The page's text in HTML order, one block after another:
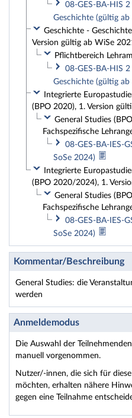
08-GES-BA-HIS
Geschichte (gültig
Geschichte -
Version gültig ab WiSe
Pflichtbereich
08-GES-BA-HIS
Geschichte (gültig
Integrierte
(BPO 2020), 1. Version
General Studies
Fachspezifische
08-GES-BA-IES-
SoSe 2024)
Integrierte
(BPO 2020/2024), 1.
General Studies
Fachspezifische
08-GES-BA-IES-
SoSe 2024)
Kommentar/Beschreibung
General Studies: die
werden
Anmeldemodus
Die Auswahl der
manuell vorgenommen.
Nutzer/-innen, die sich für
möchten, erhalten nähere
gegen eine Teilnahme